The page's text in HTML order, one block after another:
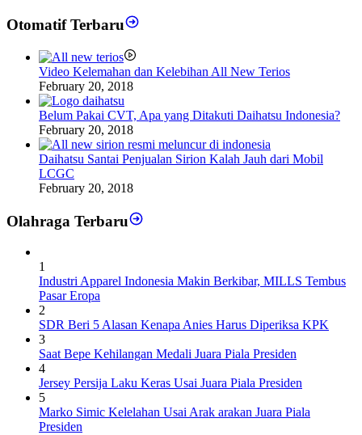
Otomatif Terbaru
Video Kelemahan dan Kelebihan All New Terios
February 20, 2018
Belum Pakai CVT, Apa yang Ditakuti Daihatsu Indonesia?
February 20, 2018
Daihatsu Santai Penjualan Sirion Kalah Jauh dari Mobil
LCGC
February 20, 2018
Olahraga Terbaru
1
Industri Apparel Indonesia Makin Berkibar, MILLS Tembus
Pasar Eropa
2
SDR Beri 5 Alasan Kenapa Anies Harus Diperiksa KPK
3
Saat Bepe Kehilangan Medali Juara Piala Presiden
4
Jersey Persija Laku Keras Usai Juara Piala Presiden
5
Marko Simic Kelelahan Usai Arak arakan Juara Piala
Presiden